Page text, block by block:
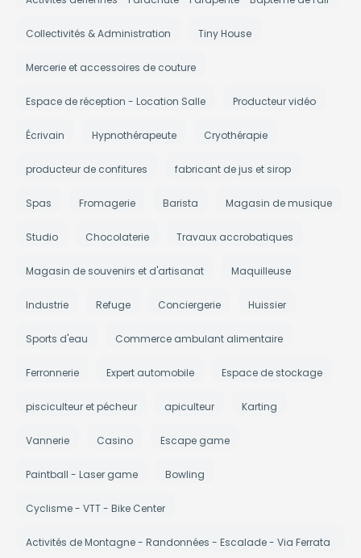
Collectivités & Administration Tiny House
Mercerie et accessoires de couture
Espace de réception - Location Salle Producteur vidéo
Écrivain Hypnothérapeute Cryothérapie
producteur de confitures fabricant de jus et sirop
Spas Fromagerie Barista Magasin de musique
Studio Chocolaterie Travaux accrobatiques
Magasin de souvenirs et d'artisanat Maquilleuse
Industrie Refuge Conciergerie Huissier
Sports d'eau Commerce ambulant alimentaire
Ferronnerie Expert automobile Espace de stockage
pisciculteur et pécheur apiculteur Karting
Vannerie Casino Escape game
Paintball - Laser game Bowling
Cyclisme - VTT - Bike Center
Activités de Montagne - Randonnées - Escalade - Via Ferrata